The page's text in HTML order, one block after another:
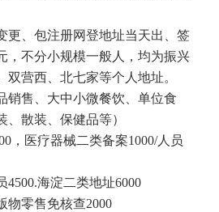
更、包注册网登地址当天出、签
，不分小规模一般人，均为振兴
双营西、北七家等个人地址。
销售、大中小微餐饮、单位食
、散装、保健品等）
，医疗器械二类备案1000/人员
4500.海淀二类地址6000
物零售免核查2000